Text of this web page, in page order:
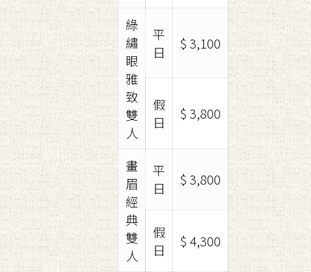
綠
繡
眼
雅
致
雙
人
平
日
$ 3,100
假
日
$ 3,800
畫
眉
經
典
雙
人
平
日
$ 3,800
假
日
$ 4,300